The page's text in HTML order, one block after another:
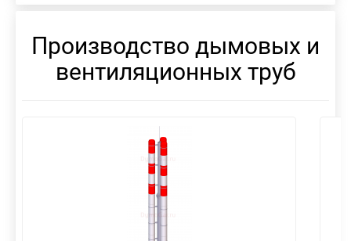
Производство дымовых и
вентиляционных труб